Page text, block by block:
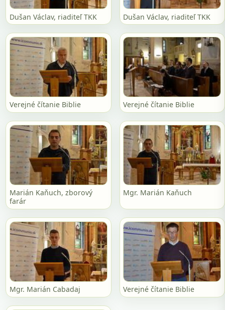
Dušan Václav, riaditeľ TKK Dušan Václav, riaditeľ TKK
Verejné čítanie Biblie Verejné čítanie Biblie
Marián Kaňuch, zborový
farár
Mgr. Marián Kaňuch
Mgr. Marián Cabadaj Verejné čítanie Biblie